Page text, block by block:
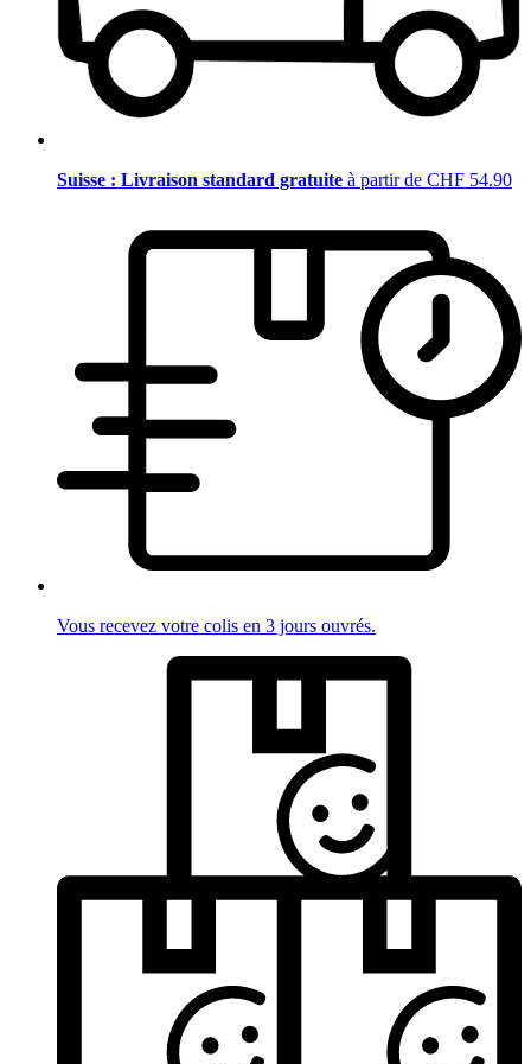
Suisse : Livraison standard gratuite à partir de CHF 54.90
Vous recevez votre colis en 3 jours ouvrés.